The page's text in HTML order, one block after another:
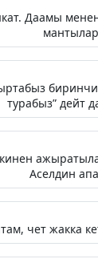
Даамы
мантылар
турабыз” дейт
Аселдин
чет жакка